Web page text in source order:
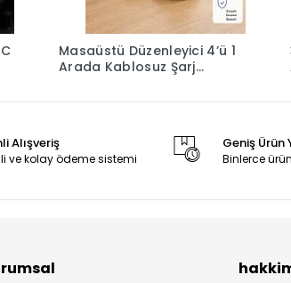
Masaüstü Düzenleyici 4’ü 1
Arada Kablosuz Şarj
Alışveriş
ve kolay ödeme sistemi
Geniş Ürün
Binlerce